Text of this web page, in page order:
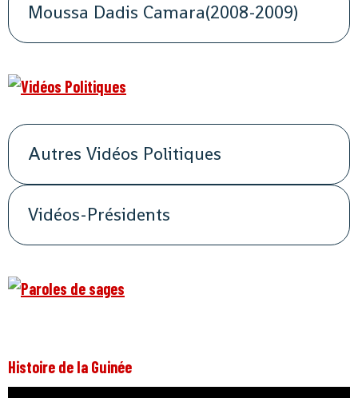
Moussa Dadis Camara(2008-2009)
Autres Vidéos Politiques
Vidéos-Présidents
Histoire de la Guinée